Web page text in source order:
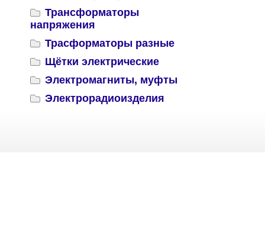
Трансформаторы
напряжения
Трасформаторы разные
Щётки электрические
Электромагниты, муфты
Электрорадиоизделия